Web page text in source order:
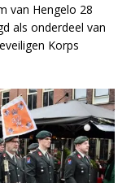
van Hengelo 28
als onderdeel van
Korps